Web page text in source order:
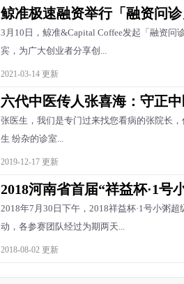
鲸准极速融资举行「融资问
3月10日，鲸准&Capital Coffee发起「融资问
宾，为广大创业者分享创...
2021-03-14 更新
六代中医传人张喜海：守正
张医生，我们是专门过来找您看病的张院长
生 纷杂的诊室...
2019-12-17 更新
2018河南省首届“祥益杯·1号
2018年7月30日下午，2018祥益杯·1号小粥
动，各参赛团队经过为期两天...
2018-08-02 更新